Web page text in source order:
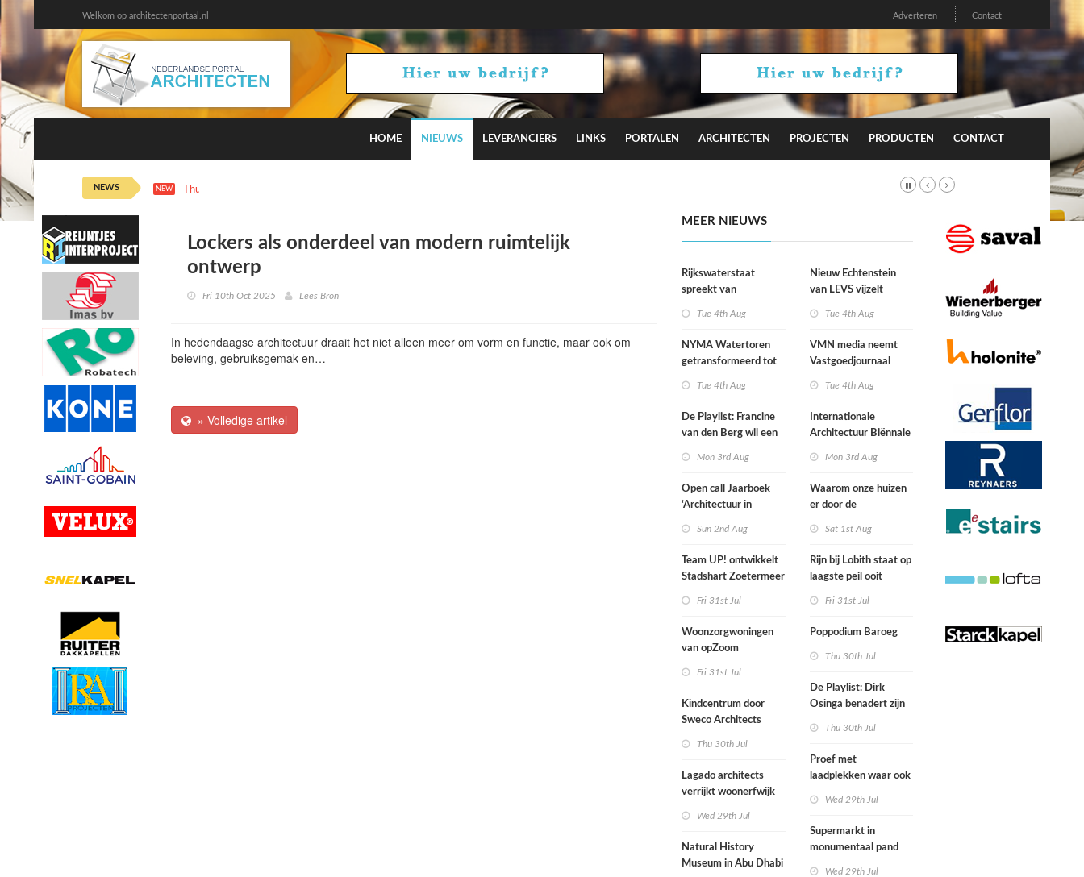
Welkom op architectenportaal.nl Adverteren Contact
HOME NIEUWS LEVERANCIERS LINKS PORTALEN ARCHITECTEN PROJECTEN PRODUCTEN CONTACT
NEWS NEW Thu 6th 11:15
Lockers als onderdeel van modern ruimtelijk
ontwerp
Fri 10th Oct 2025 Lees Bron
In hedendaagse architectuur draait het niet alleen meer om vorm en functie, maar ook om
beleving, gebruiksgemak en…
» Volledige artikel
MEER NIEUWS
Rijkswaterstaat
spreekt van
door droogte
Tue 4th Aug
NYMA Watertoren
getransformeerd tot
makersplaats in
Nijmegen
Tue 4th Aug
De Playlist: Francine
van den Berg wil een
Mon 3rd Aug
Open call Jaarboek
‘Architectuur in
Sun 2nd Aug
Team UP! ontwikkelt
Stadshart Zoetermeer
Fri 31st Jul
Woonzorgwoningen
van opZoom
nieuwbouw en oude
industriële panden
Fri 31st Jul
Kindcentrum door
Sweco Architects
buitenruimte samen in
hart van dorp
Thu 30th Jul
Lagado architects
verrijkt woonerfwijk
huis
Wed 29th Jul
Natural History
Museum in Abu Dhabi
Nieuw Echtenstein
van LEVS vijzelt
restruimte op
Tue 4th Aug
VMN media neemt
Vastgoedjournaal
Tue 4th Aug
Internationale
Architectuur Biënnale
Mon 3rd Aug
Waarom onze huizen
er door de
anders gaan uitzien
Sat 1st Aug
Rijn bij Lobith staat op
laagste peil ooit
Fri 31st Jul
Poppodium Baroeg
Thu 30th Jul
De Playlist: Dirk
Osinga benadert zijn
Thu 30th Jul
Proef met
laadplekken waar ook
Wed 29th Jul
Supermarkt in
monumentaal pand
Wed 29th Jul